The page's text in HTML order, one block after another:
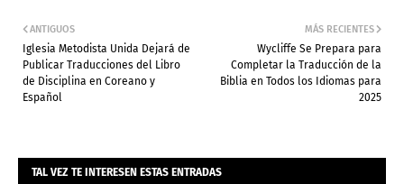
MÁS RECIENTES
Wycliffe Se Prepara para
Completar la Traducción de la
Biblia en Todos los Idiomas para
2025
ANTIGUOS
Iglesia Metodista Unida Dejará de
Publicar Traducciones del Libro
de Disciplina en Coreano y
Español
TAL VEZ TE INTERESEN ESTAS ENTRADAS